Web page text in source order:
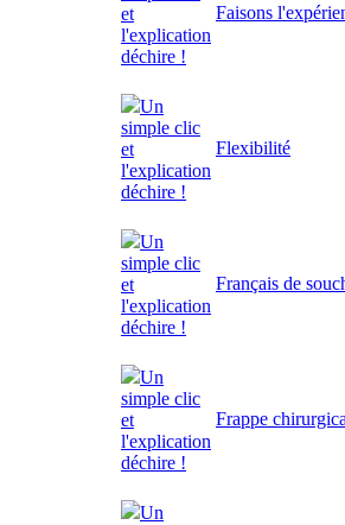
et
l'explication
déchire !
Faisons
Un
simple clic
et
l'explication
déchire !
Flexibilité
Un
simple clic
et
l'explication
déchire !
Français de
Un
simple clic
et
l'explication
déchire !
Frappe
Un